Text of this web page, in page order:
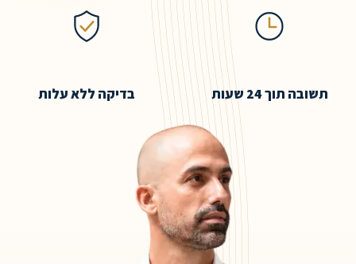
24 שעות בדיקה ללא עלות